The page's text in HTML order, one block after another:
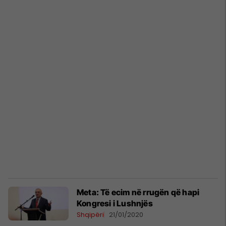
Meta: Të ecim në rrugën që hapi
Kongresi i Lushnjës
Shqipëri 21/01/2020